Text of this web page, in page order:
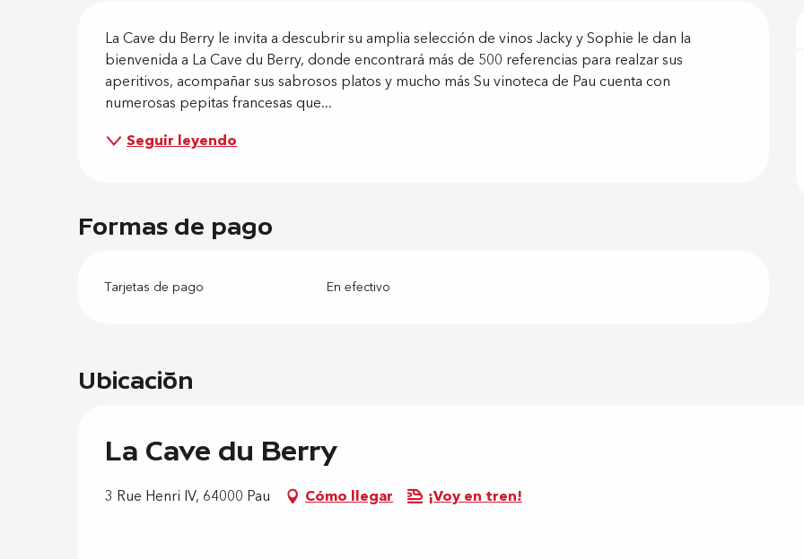
Descripción
La Cave du Berry le invita a descubrir su amplia selección de vinos Jacky y Sophie le dan la
bienvenida a La Cave du Berry, donde encontrará más de 500 referencias para realzar sus
aperitivos, acompañar sus sabrosos platos y mucho más Su vinoteca de Pau cuenta con
numerosas pepitas francesas que...
Seguir leyendo
Formas de pago
Tarjetas de pago En efectivo
Ubicación
La Cave du Berry
3 Rue Henri IV, 64000 Pau Cómo llegar ¡Voy en tren!